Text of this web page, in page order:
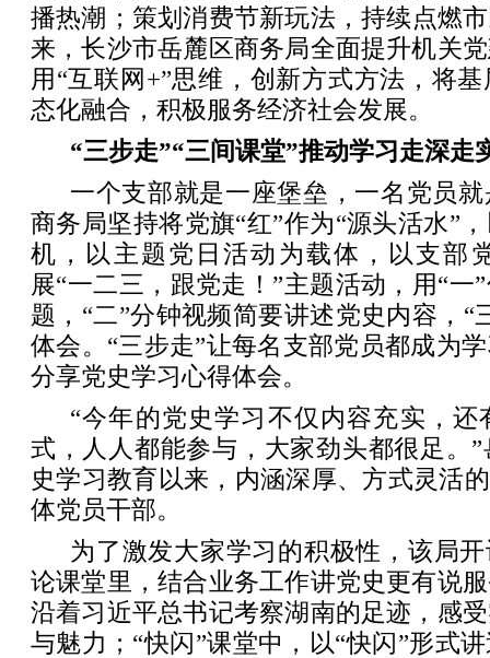
播热潮；策划消费节新玩法，持续点燃
来，长沙市岳麓区商务局全面提升机关
用“互联网+”思维，创新方式方法，将
态化融合，积极服务经济社会发展。
“三步走”“三间课堂”推动学习走深走
一个支部就是一座堡垒，一名党员
商务局坚持将党旗“红”作为“源头活水”
机，以主题党日活动为载体，以支部
展“一二三，跟党走！”主题活动，用“一
题，“二”分钟视频简要讲述党史内容，“
体会。“三步走”让每名支部党员都成为
分享党史学习心得体会。
“今年的党史学习不仅内容充实，
式，人人都能参与，大家劲头都很足。
史学习教育以来，内涵深厚、方式灵活
体党员干部。
为了激发大家学习的积极性，该局
论课堂里，结合业务工作讲党史更有说
沿着习近平总书记考察湖南的足迹，感
与魅力；“快闪”课堂中，以“快闪”形式